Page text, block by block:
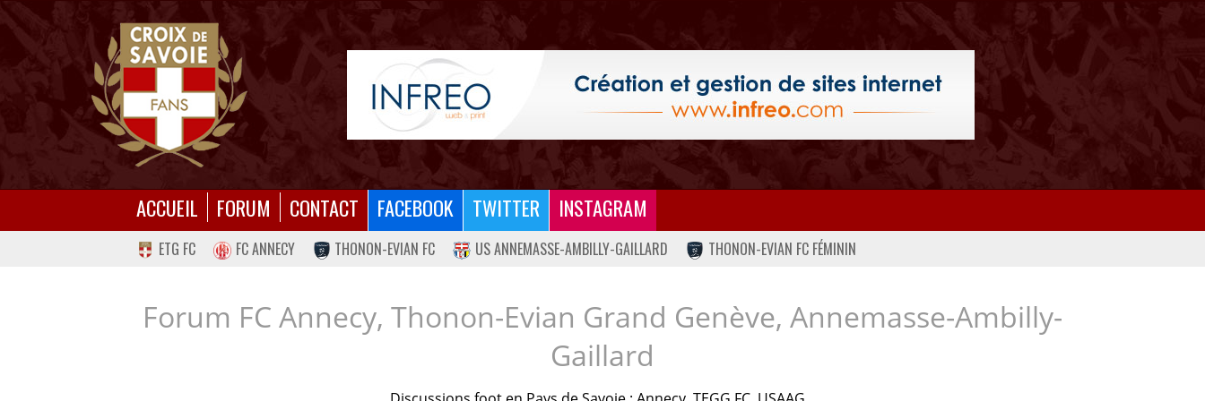
ACCUEIL FORUM CONTACT FACEBOOK TWITTER INSTAGRAM
ETG FC FC ANNECY THONON-EVIAN FC US ANNEMASSE-AMBILLY-GAILLARD THONON-EVIAN FC FÉMININ
Forum FC Annecy, Thonon-Evian Grand Genève, Annemasse-Ambilly-
Gaillard